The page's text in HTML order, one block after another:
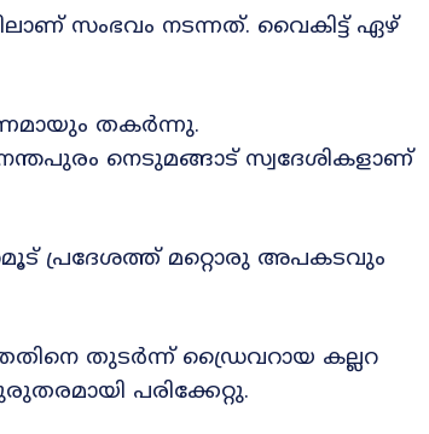
സംഭവം നടന്നത്. വൈകിട്ട് ഏഴ്
തകർന്നു.
നെടുമങ്ങാട് സ്വദേശികളാണ്
പ്രദേശത്ത് മറ്റൊരു അപകടവും
തുടർന്ന് ഡ്രൈവറായ കല്ലറ
പരിക്കേറ്റു.